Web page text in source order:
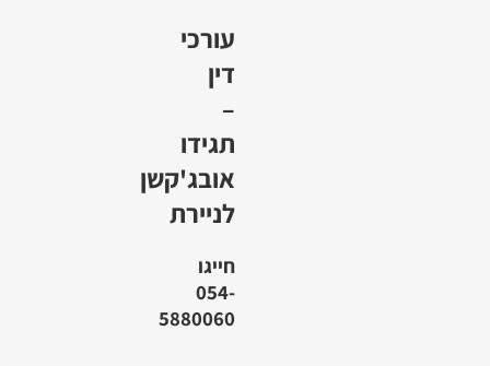
עורכי
דין
–
תגידו
אובג'קשן
לניירת
חייגו
054-
5880060